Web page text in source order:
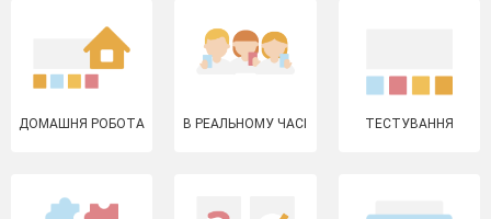
ДОМАШНЯ РОБОТА В РЕАЛЬНОМУ ЧАСІ ТЕСТУВАННЯ